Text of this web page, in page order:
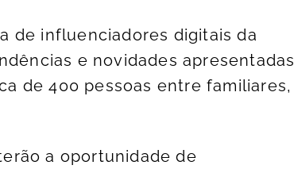
de influenciadores digitais da
e novidades apresentadas
de 400 pessoas entre familiares,
a oportunidade de